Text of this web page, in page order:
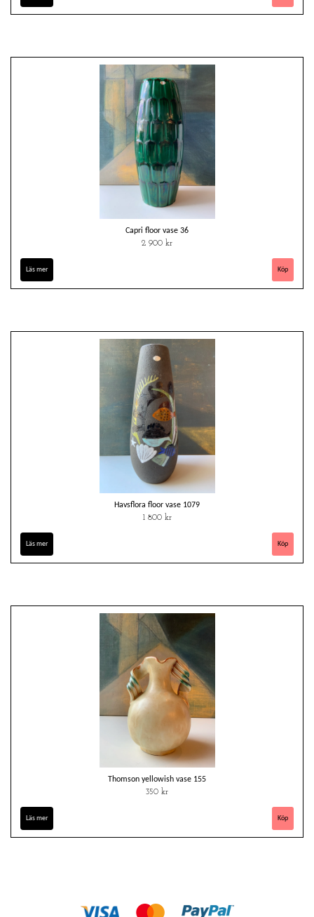
Capri floor vase 36
2 900 kr
Läs mer
Havsflora floor vase 1079
1 800 kr
Läs mer
Thomson yellowish vase 155
350 kr
Läs mer